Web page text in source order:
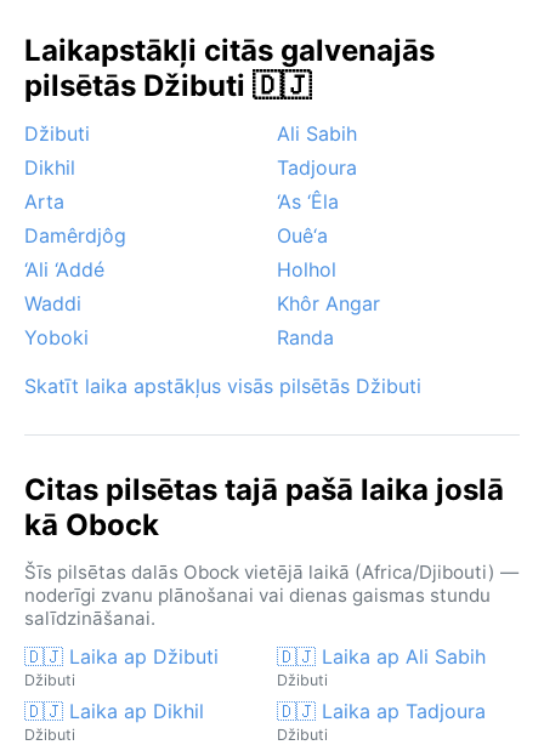
putekļainais vējš, kas brīžiem iepūš no tuksneša
iekšzemes, paceldams smilšu mākoņus. Cikloni vai
Obock ir paradīze tiem, kas meklē saules sildītu
klusumu, bet karstums un sausums prasa aprēķinātu
ceļojuma plānošanu.
Laikapstākļi citās galvenajās
pilsētās Džibuti 🇩🇯
Džibuti
Ali Sabih
Dikhil
Tadjoura
Arta
‘As ‘Êla
Damêrdjôg
Ouê‘a
‘Ali ‘Addé
Holhol
Waddi
Khôr Angar
Yoboki
Randa
Skatīt laika apstākļus visās pilsētās Džibuti
Citas pilsētas tajā pašā laika joslā
kā Obock
Šīs pilsētas dalās Obock vietējā laikā (Africa/Djibouti) —
noderīgi zvanu plānošanai vai dienas gaismas stundu
salīdzināšanai.
🇩🇯 Laika ap Džibuti
Džibuti
🇩🇯 Laika ap Ali Sabih
Džibuti
🇩🇯 Laika ap Dikhil
Džibuti
🇩🇯 Laika ap Tadjoura
Džibuti